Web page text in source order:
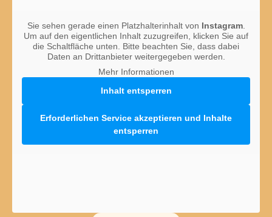
Sie sehen gerade einen Platzhalterinhalt von Instagram.
Um auf den eigentlichen Inhalt zuzugreifen, klicken Sie auf
die Schaltfläche unten. Bitte beachten Sie, dass dabei
Daten an Drittanbieter weitergegeben werden.
Mehr Informationen
Inhalt entsperren
Erforderlichen Service akzeptieren und Inhalte
entsperren